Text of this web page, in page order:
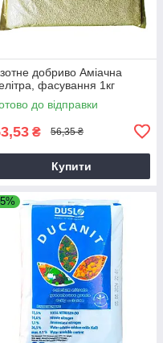
добриво Аміачна
фасування 1кг
до відправки
₴ 56,35 ₴
Купити